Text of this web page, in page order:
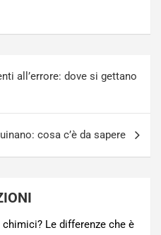
all’errore: dove si gettano
cosa c’è da sapere
Le differenze che è